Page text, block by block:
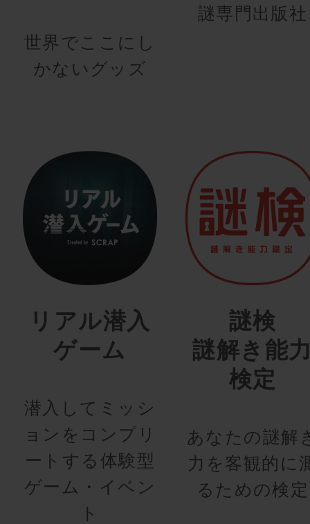
世界でここにし
かないグッズ
謎専門出版社
リアル潜入
ゲーム
潜入してミッシ
ョンをコンプリ
ートする体験型
ゲーム・イベン
ト
謎検
謎解き能
検定
あなたの謎解
力を客観的に
るための検定